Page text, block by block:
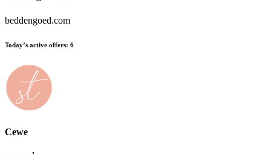
beddengoed.com
Today’s active offers: 6
Cewe